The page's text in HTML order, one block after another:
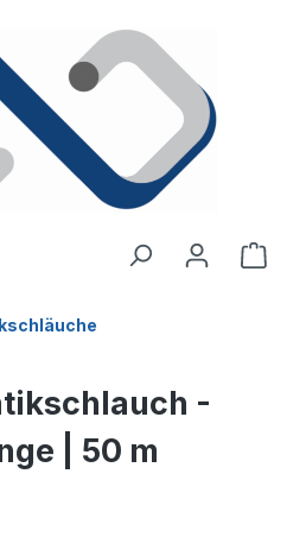
-
| 50 m